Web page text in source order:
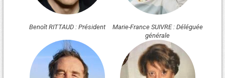
Benoît RITTAUD : Président
Marie-France SUIVRE : Déléguée
générale